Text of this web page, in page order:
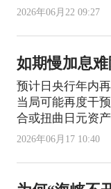
2026年06月22 09:27
如期慢加息
预计日央行年内
当局可能再度干
合或扭曲日元资
2026年06月17 10:40